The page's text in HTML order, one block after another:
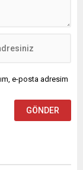
e-posta adresim